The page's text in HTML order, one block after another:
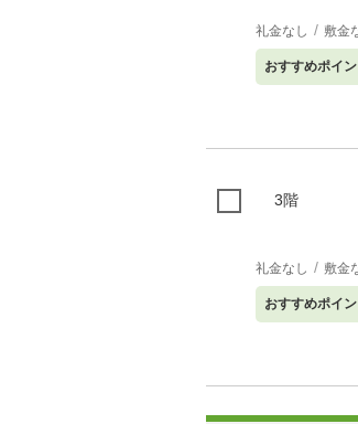
礼金なし 敷金
おすすめポイン
3階
礼金なし 敷金
おすすめポイン